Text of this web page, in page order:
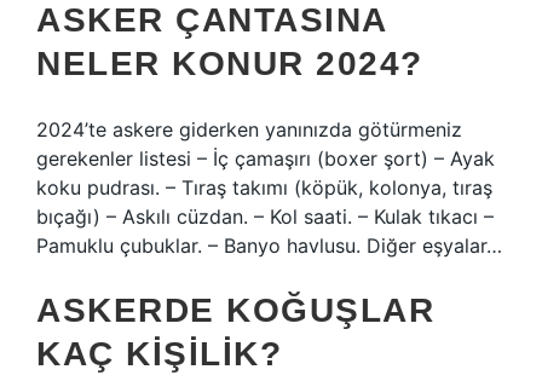
ASKER ÇANTASINA
NELER KONUR 2024?
2024’te askere giderken yanınızda götürmeniz
gerekenler listesi – İç çamaşırı (boxer şort) – Ayak
koku pudrası. – Tıraş takımı (köpük, kolonya, tıraş
bıçağı) – Askılı cüzdan. – Kol saati. – Kulak tıkacı –
Pamuklu çubuklar. – Banyo havlusu. Diğer eşyalar…
ASKERDE KOĞUŞLAR
KAÇ KIŞILIK?